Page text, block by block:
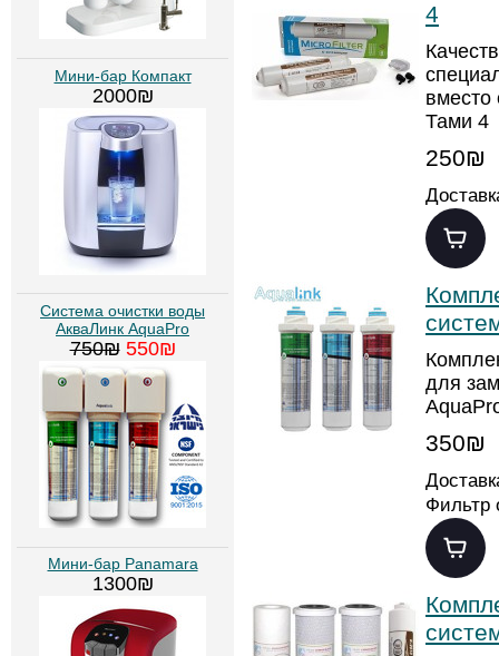
Мини-бар Компакт
2000₪
Система очистки воды
АкваЛинк AquaPro
750₪ 550₪
Мини-бар Panamara
1300₪
4
вместо
Тами 4
250₪
для
350₪
Фильтр